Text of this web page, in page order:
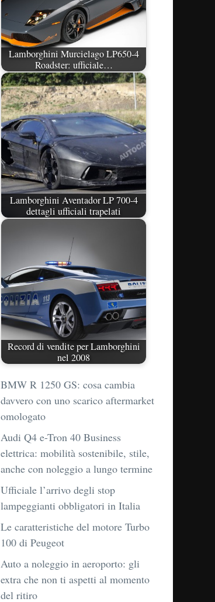
Lamborghini Murcielago LP650-4
Roadster: ufficiale…
Lamborghini Aventador LP 700-4
dettagli ufficiali trapelati
Record di vendite per Lamborghini
nel 2008
BMW R 1250 GS: cosa cambia
davvero con uno scarico aftermarket
omologato
Audi Q4 e-Tron 40 Business
elettrica: mobilità sostenibile, stile,
anche con noleggio a lungo termine
Ufficiale l’arrivo degli stop
lampeggianti obbligatori in Italia
Le caratteristiche del motore Turbo
100 di Peugeot
Auto a noleggio in aeroporto: gli
extra che non ti aspetti al momento
del ritiro